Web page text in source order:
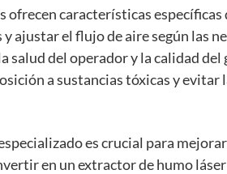
ofrecen características específicas
ajustar el flujo de aire según las
salud del operador y la calidad del
a sustancias tóxicas y evitar
es crucial para
en un extractor de humo láser